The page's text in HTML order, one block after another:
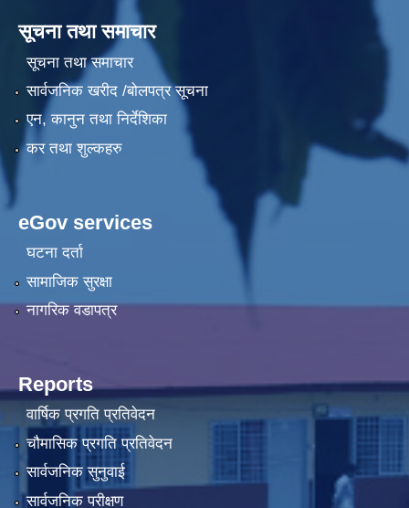
सूचना तथा समाचार
सूचना तथा समाचार
सार्वजनिक खरीद /बोलपत्र सूचना
एन, कानुन तथा निर्देशिका
कर तथा शुल्कहरु
eGov services
घटना दर्ता
सामाजिक सुरक्षा
नागरिक वडापत्र
Reports
वार्षिक प्रगति प्रतिवेदन
चौमासिक प्रगति प्रतिवेदन
सार्वजनिक सुनुवाई
सार्वजनिक परीक्षण